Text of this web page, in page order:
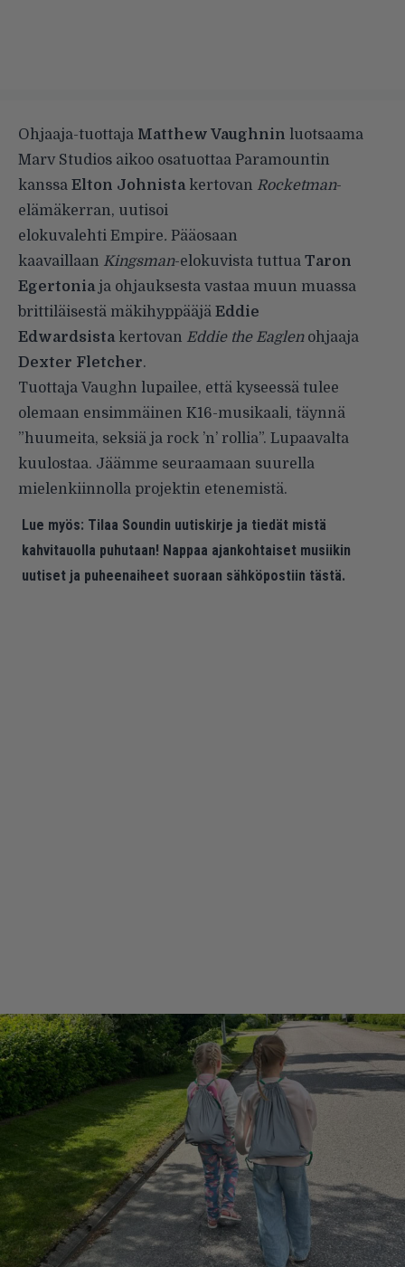
Ohjaaja-tuottaja Matthew Vaughnin luotsaama
Marv Studios aikoo osatuottaa Paramountin
kanssa Elton Johnista kertovan Rocketman-
elämäkerran, uutisoi
elokuvalehti Empire. Pääosaan
kaavaillaan Kingsman-elokuvista tuttua Taron
Egertonia ja ohjauksesta vastaa muun muassa
brittiläisestä mäkihyppääjä Eddie
Edwardsistakertovan Eddie the Eaglenohjaaja
Dexter Fletcher.
Tuottaja Vaughn lupailee, että kyseessä tulee
olemaan ensimmäinen K16-musikaali, täynnä
”huumeita, seksiä ja rock ’n’ rollia”. Lupaavalta
kuulostaa. Jäämme seuraamaan suurella
mielenkiinnolla projektin etenemistä.
Lue myös: Tilaa Soundin uutiskirje ja tiedät mistä
kahvitauolla puhutaan! Nappaa ajankohtaiset musiikin
uutiset ja puheenaiheet suoraan sähköpostiin tästä.